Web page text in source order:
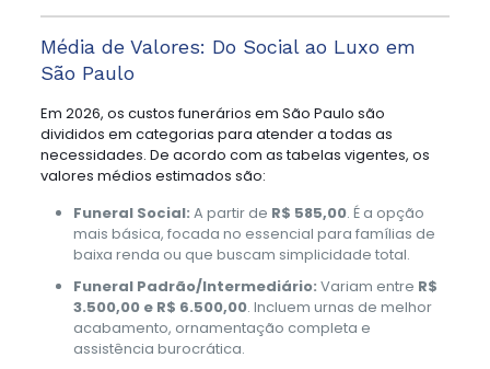
Média de Valores: Do Social ao Luxo em
São Paulo
Em 2026, os custos funerários em São Paulo são
divididos em categorias para atender a todas as
necessidades. De acordo com as tabelas vigentes, os
valores médios estimados são:
Funeral Social: A partir de R$ 585,00. É a opção
mais básica, focada no essencial para famílias de
baixa renda ou que buscam simplicidade total.
Funeral Padrão/Intermediário: Variam entre R$
3.500,00 e R$ 6.500,00. Incluem urnas de melhor
acabamento, ornamentação completa e
assistência burocrática.